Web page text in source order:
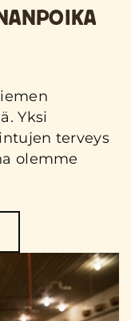
Yksi
terveys
olemme